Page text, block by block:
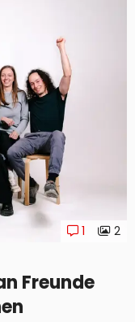
erreichen.
dich
damit...
1 2
Freunde